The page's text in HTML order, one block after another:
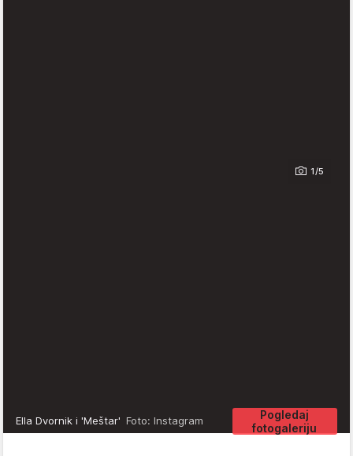
1/5
Pogledaj
fotogaleriju
Ella Dvornik i 'Meštar' Foto: Instagram